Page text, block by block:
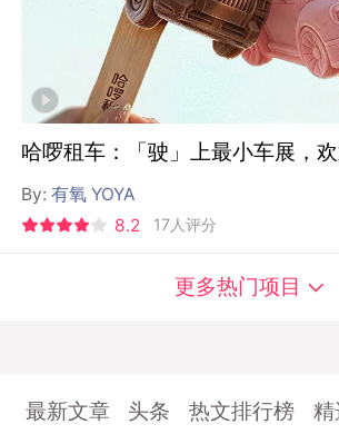
哈啰租车：「驶」上最小车展，
By:有氧 YOYA
8.2
17人评分
更多热门项目
最新文章 头条 热文排行榜